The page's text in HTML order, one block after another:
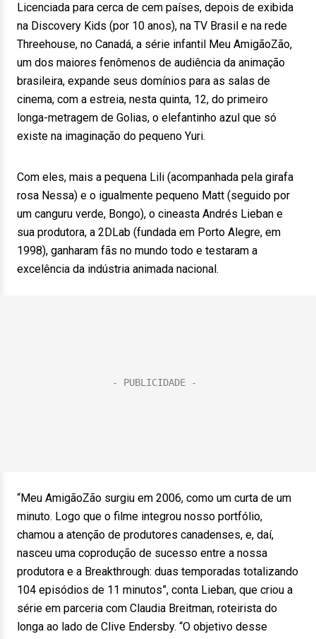
Licenciada para cerca de cem países, depois de exibida
na Discovery Kids (por 10 anos), na TV Brasil e na rede
Threehouse, no Canadá, a série infantil Meu AmigãoZão,
um dos maiores fenômenos de audiência da animação
brasileira, expande seus domínios para as salas de
cinema, com a estreia, nesta quinta, 12, do primeiro
longa-metragem de Golias, o elefantinho azul que só
existe na imaginação do pequeno Yuri.
Com eles, mais a pequena Lili (acompanhada pela girafa
rosa Nessa) e o igualmente pequeno Matt (seguido por
um canguru verde, Bongo), o cineasta Andrés Lieban e
sua produtora, a 2DLab (fundada em Porto Alegre, em
1998), ganharam fãs no mundo todo e testaram a
excelência da indústria animada nacional.
“Meu AmigãoZão surgiu em 2006, como um curta de um
minuto. Logo que o filme integrou nosso portfólio,
chamou a atenção de produtores canadenses, e, daí,
nasceu uma coprodução de sucesso entre a nossa
produtora e a Breakthrough: duas temporadas totalizando
104 episódios de 11 minutos”, conta Lieban, que criou a
série em parceria com Claudia Breitman, roteirista do
longa ao lado de Clive Endersby. “O objetivo desse